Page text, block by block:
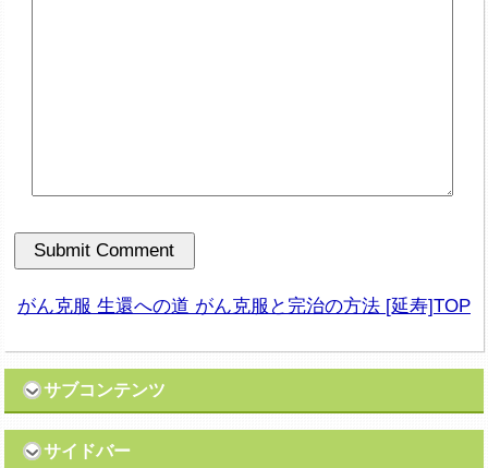
がん克服 生還への道 がん克服と完治の方法 [延寿]TOP
サブコンテンツ
サイドバー